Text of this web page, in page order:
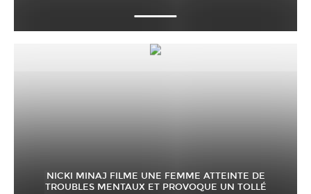
NICKI MINAJ FILME UNE FEMME ATTEINTE DE
TROUBLES MENTAUX ET PROVOQUE UN TOLLÉ